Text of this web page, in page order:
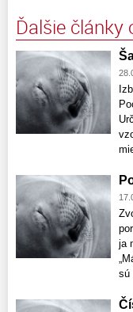
Ďalšie články
ja
sú